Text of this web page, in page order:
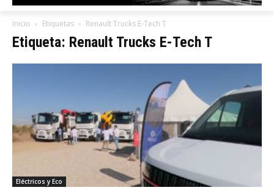
Inicio Etiquetas Renault Trucks E-Tech T
Etiqueta: Renault Trucks E-Tech T
Eléctricos y Eco